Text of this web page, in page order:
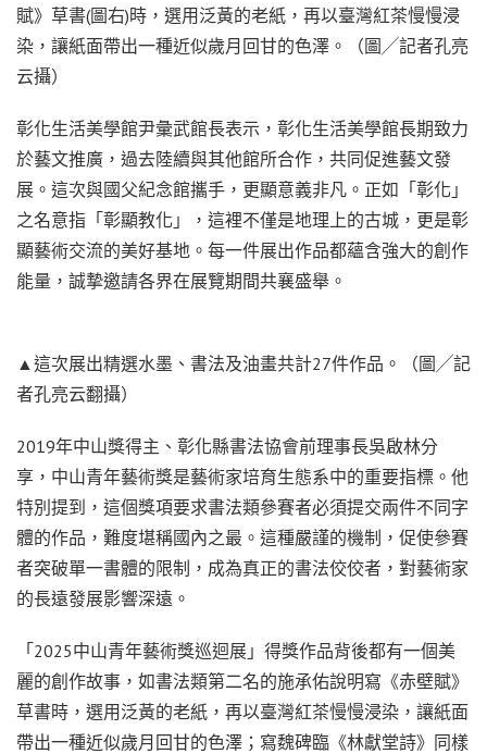
賦》草書(圖右)時，選用泛黃的老紙，再以臺灣紅茶慢慢浸
染，讓紙面帶出一種近似歲月回甘的色澤。（圖╱記者孔亮
云攝）
彰化生活美學館尹彙武館長表示，彰化生活美學館長期致力
於藝文推廣，過去陸續與其他館所合作，共同促進藝文發
展。這次與國父紀念館攜手，更顯意義非凡。正如「彰化」
之名意指「彰顯教化」，這裡不僅是地理上的古城，更是彰
顯藝術交流的美好基地。每一件展出作品都蘊含強大的創作
能量，誠摯邀請各界在展覽期間共襄盛舉。
▲這次展出精選水墨、書法及油畫共計27件作品。（圖╱記
者孔亮云翻攝）
2019年中山獎得主、彰化縣書法協會前理事長吳啟林分
享，中山青年藝術獎是藝術家培育生態系中的重要指標。他
特別提到，這個獎項要求書法類參賽者必須提交兩件不同字
體的作品，難度堪稱國內之最。這種嚴謹的機制，促使參賽
者突破單一書體的限制，成為真正的書法佼佼者，對藝術家
的長遠發展影響深遠。
「2025中山青年藝術獎巡迴展」得獎作品背後都有一個美
麗的創作故事，如書法類第二名的施承佑說明寫《赤壁賦》
草書時，選用泛黃的老紙，再以臺灣紅茶慢慢浸染，讓紙面
帶出一種近似歲月回甘的色澤；寫魏碑臨《林獻堂詩》同樣